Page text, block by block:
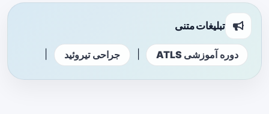
تبلیغات متنی
دوره آموزشی ATLS جراحی تیروئید